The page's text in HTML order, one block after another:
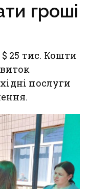
гроші
25 тис. Кошти
послуги